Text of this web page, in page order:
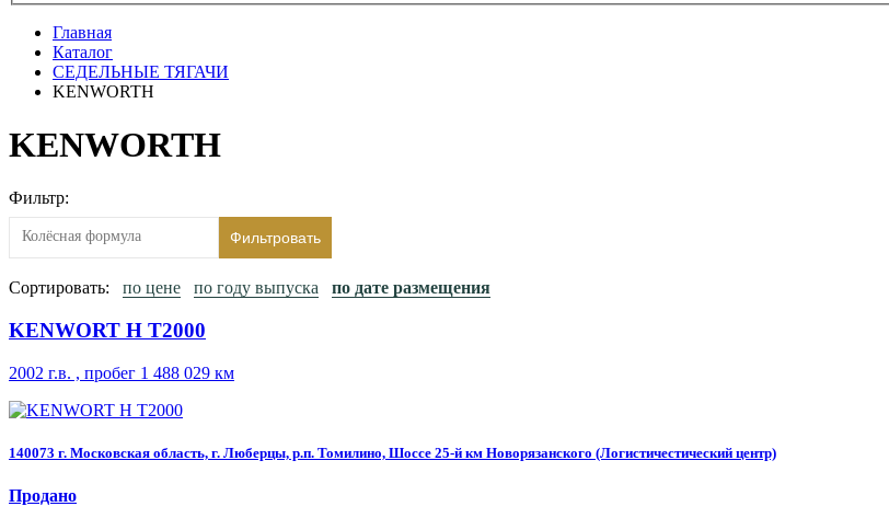
Главная
Каталог
СЕДЕЛЬНЫЕ ТЯГАЧИ
KENWORTH
KENWORTH
Фильтр:
Фильтровать
Сортировать: по цене по году выпуска по дате размещения
KENWORT H T2000
2002 г.в. , пробег 1 488 029 км
140073 г. Московская область, г. Люберцы, р.п. Томилино, Шоссе 25-й км Новорязанского (Логистичестический центр)
Продано